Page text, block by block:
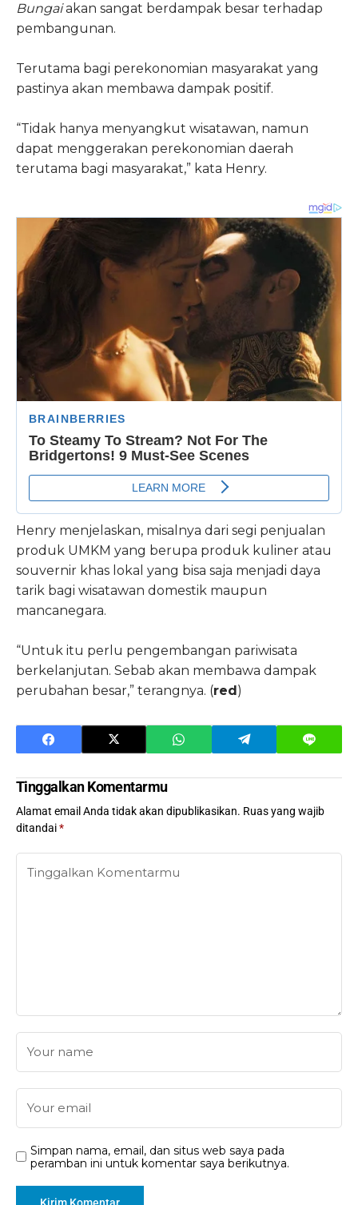
Bungaiakan sangat berdampak besar terhadap
pembangunan.
Terutama bagi perekonomian masyarakat yang
pastinya akan membawa dampak positif.
“Tidak hanya menyangkut wisatawan, namun
dapat menggerakan perekonomian daerah
terutama bagi masyarakat,” kata Henry.
Henry menjelaskan, misalnya dari segi penjualan
produk UMKM yang berupa produk kuliner atau
souvernir khas lokal yang bisa saja menjadi daya
tarik bagi wisatawan domestik maupun
mancanegara.
“Untuk itu perlu pengembangan pariwisata
berkelanjutan. Sebab akan membawa dampak
perubahan besar,” terangnya. (red)
Tinggalkan Komentarmu
Alamat email Anda tidak akan dipublikasikan. Ruas yang wajib
ditandai*
Simpan nama, email, dan situs web saya pada
peramban ini untuk komentar saya berikutnya.